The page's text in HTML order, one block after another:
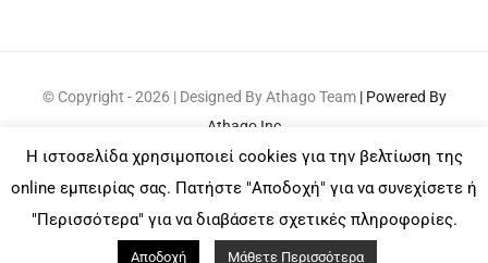
© Copyright -2026 | Designed By Athago Team | Powered By
Athago Inc
FacebookEmail Instagram
Η ιστοσελίδα χρησιμοποιεί cookies για την βελτίωση της
online εμπειρίας σας. Πατήστε "Αποδοχή" για να συνεχίσετε ή
"Περισσότερα" για να διαβάσετε σχετικές πληροφορίες.
Αποδοχή Μάθετε Περισσότερα